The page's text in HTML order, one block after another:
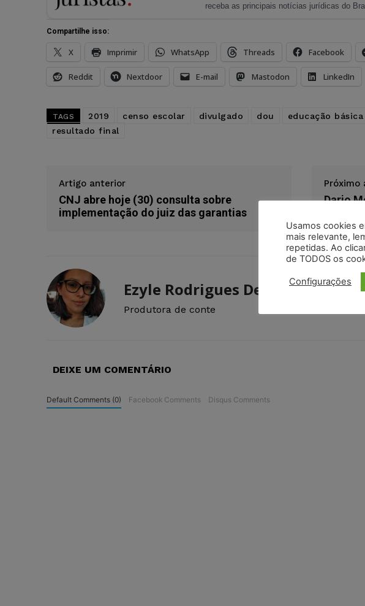
receba as principais notícias jurídicas do
Compartilhe isso:
X Imprimir WhatsApp Threads Facebook
Reddit Nextdoor E-mail Mastodon LinkedIn
TAGS 2019 censo escolar divulgado dou educação básica
resultado final
Artigo anterior
CNJ abre hoje (30) consulta sobre
implementação do juiz das garantias
Próximo
Dario
Ezyle Rodrigues De Oliveira
Produtora de conte
DEIXE UM COMENTÁRIO
Default Comments (0) Facebook Comments Disqus Comments
Usamos cookies
mais relevante,
repetidas. Ao
de TODOS os
Configurações